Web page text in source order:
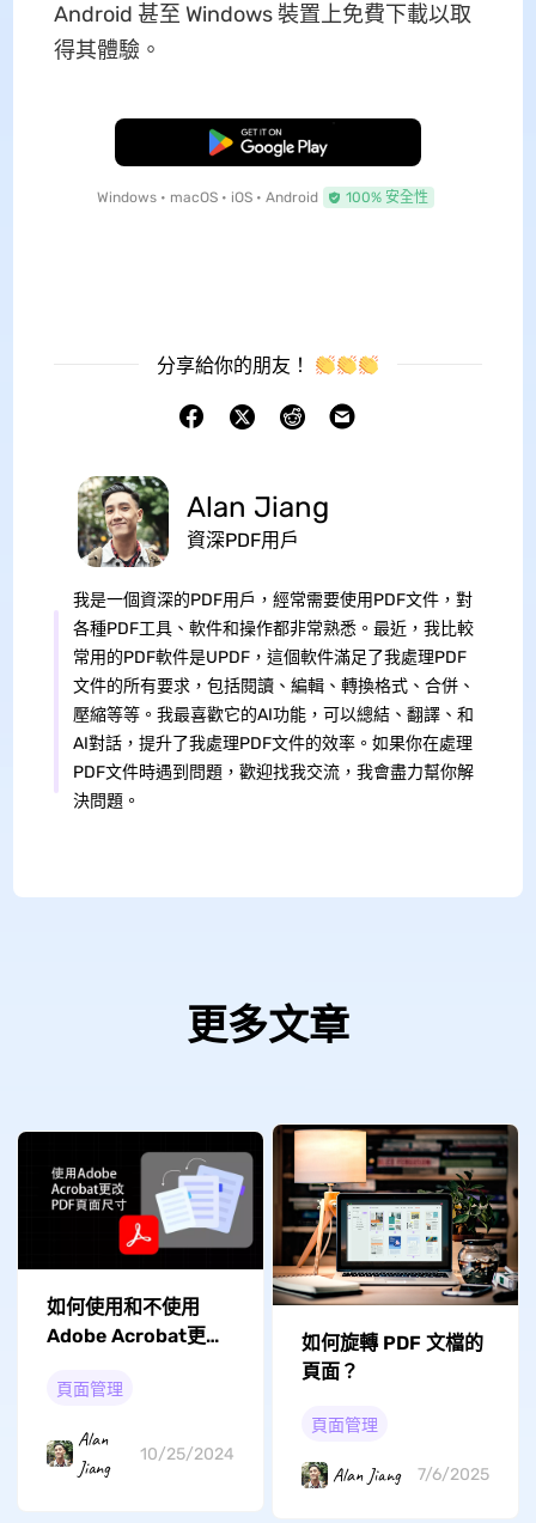
Android 甚至 Windows 裝置上免費下載以取
得其體驗。
免費下載
Windows • macOS • iOS • Android 100% 安全性
分享給你的朋友！
Alan Jiang
資深PDF用戶
我是一個資深的PDF用戶，經常需要使用PDF文件，對
各種PDF工具、軟件和操作都非常熟悉。最近，我比較
常用的PDF軟件是UPDF，這個軟件滿足了我處理PDF
文件的所有要求，包括閱讀、編輯、轉換格式、合併、
壓縮等等。我最喜歡它的AI功能，可以總結、翻譯、和
AI對話，提升了我處理PDF文件的效率。如果你在處理
PDF文件時遇到問題，歡迎找我交流，我會盡力幫你解
決問題。
更多文章
如何使用和不使用
Adob​​e Acrobat更改
頁面管理
Alan
Jiang
10/25/2024
如何旋轉 PDF 文檔的
頁面？
頁面管理
Alan Jiang 7/6/2025